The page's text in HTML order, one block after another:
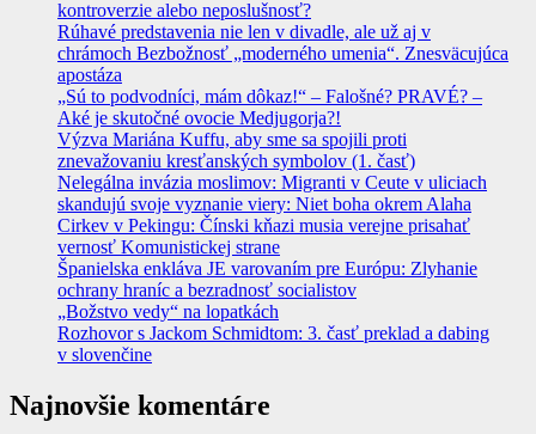
kontroverzie alebo neposlušnosť?
Rúhavé predstavenia nie len v divadle, ale už aj v
chrámoch Bezbožnosť „moderného umenia“. Znesväcujúca
apostáza
„Sú to podvodníci, mám dôkaz!“ – Falošné? PRAVÉ? –
Aké je skutočné ovocie Medjugorja?!
Výzva Mariána Kuffu, aby sme sa spojili proti
znevažovaniu kresťanských symbolov (1. časť)
Nelegálna invázia moslimov: Migranti v Ceute v uliciach
skandujú svoje vyznanie viery: Niet boha okrem Alaha
Cirkev v Pekingu: Čínski kňazi musia verejne prisahať
vernosť Komunistickej strane
Španielska enkláva JE varovaním pre Európu: Zlyhanie
ochrany hraníc a bezradnosť socialistov
„Božstvo vedy“ na lopatkách
Rozhovor s Jackom Schmidtom: 3. časť preklad a dabing
v slovenčine
Najnovšie komentáre